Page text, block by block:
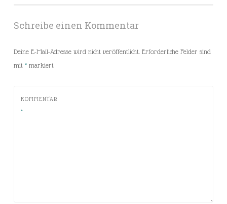
Schreibe einen Kommentar
Deine E-Mail-Adresse wird nicht veröffentlicht. Erforderliche Felder sind
mit *markiert
KOMMENTAR
*